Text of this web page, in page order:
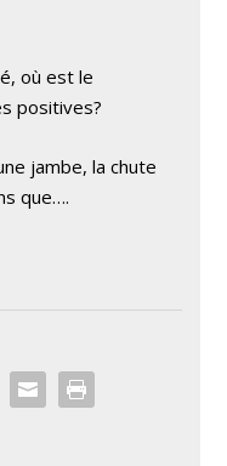
où est le
positives?
jambe, la chute
que….